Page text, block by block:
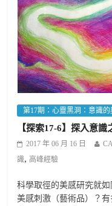
第17期：心靈黑洞：意識的
【探索17-6】探入意
2017 年 06 月 16 日
識,高峰經驗
科學取徑的美感研究就
美感刺激（藝術品）？